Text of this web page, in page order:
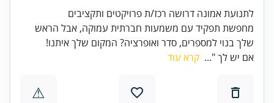
לתנועת אמונה דרושה רכז/ת פרויקטים ותקציבים
מחפשת תפקיד עם משמעות חברתית עמוקה, אבל הראש
שלך בנוי למספרים, סדר ואופרציה? המקום שלך איתנו!
אם יש לך "... קרא עוד
⚠